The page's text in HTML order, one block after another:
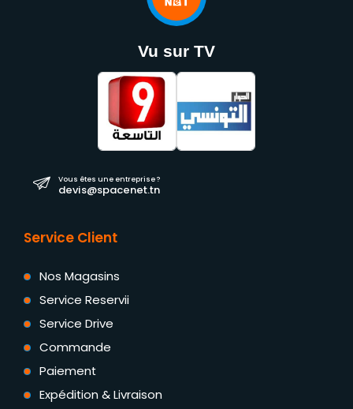
Vu sur TV
Vous êtes une entreprise ?
devis@spacenet.tn
Service Client
Nos Magasins
Service Reservii
Service Drive
Commande
Paiement
Expédition & Livraison